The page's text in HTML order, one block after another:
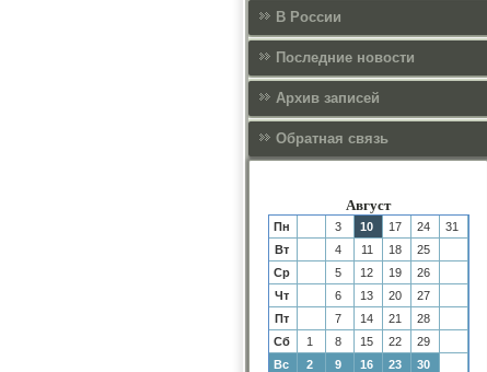
В России
Последние новости
Архив записей
Обратная связь
Август
Пн 3 10 17 24
31
Вт
4 11 18
25
Ср
5 12 19
26
Чт
6 13 20
27
Пт
7 14 21
28
Сб
1 8 15 22
29
Вс
2 9 16 23 30